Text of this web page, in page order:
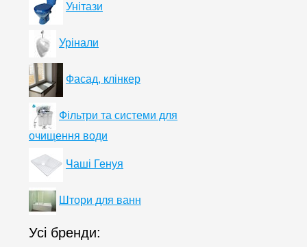
Унітази
Урінали
Фасад, клінкер
Фільтри та системи для
очищення води
Чаші Генуя
Штори для ванн
Усі бренди: